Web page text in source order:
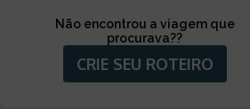
Não encontrou a viagem que
procurava??
CRIE SEU ROTEIRO